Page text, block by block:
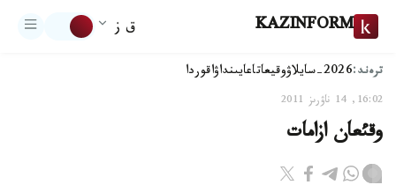
KAZINFORM ق ز
ترەند:2026-سايلاۋ وقيعاتاعايىنداۋاقوردا
16:02, 14 ناۋرىز 2011
وقئعان ازامات